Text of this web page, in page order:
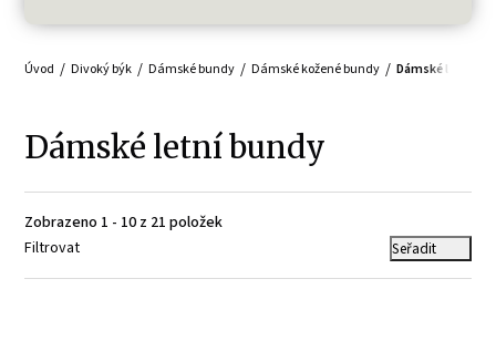
Úvod Divoký býk Dámské bundy Dámské kožené bundy Dámské letní
Dámské letní bundy
Zobrazeno 1 - 10 z 21 položek
Filtrovat
Seřadit